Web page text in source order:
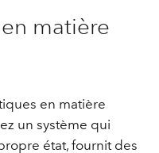
matière
en matière
un système qui
état, fournit des